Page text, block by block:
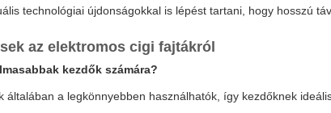
technológiai újdonságokkal is lépést tartani, hogy hosszú
az elektromos cigi fajtákról
kezdők számára?
a legkönnyebben használhatók, így kezdőknek